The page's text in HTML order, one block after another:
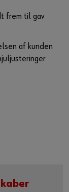
frem til gav
af kunden